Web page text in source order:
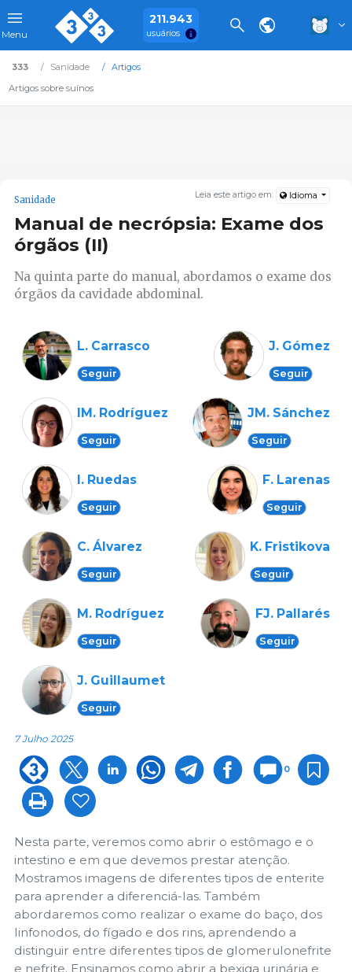
Menu
211.943
usuários
333 Sanidade
Artigos
Artigos sobre suínos
Leia este artigo em: Idioma
Sanidade
Manual de necrópsia: Exame dos
órgãos (II)
Na quinta parte do manual, abordamos o exame dos
órgãos da cavidade abdominal.
L. Carrasco
Seguir
J. Gómez
Seguir
IM. Rodríguez
Seguir
JM. Sánchez
Seguir
I. Ruedas
Seguir
F. Larenas
Seguir
C. Álvarez
Seguir
K. Fristikova
Seguir
M. Rodríguez
Seguir
FJ. Pallarés
Seguir
J. Guillaumet
Seguir
7 Julho 2025
0
Nesta parte, veremos como abrir o estômago e o
intestino e em que devemos prestar atenção.
Mostramos imagens de diferentes tipos de enterite
para aprender a diferenciá-las. Também
abordaremos como realizar o exame do baço, dos
linfonodos, do fígado e dos rins, aprendendo a
distinguir entre diferentes tipos de glomerulonefrite
e nefrite. Ensinamos como abrir a bexiga urinária e